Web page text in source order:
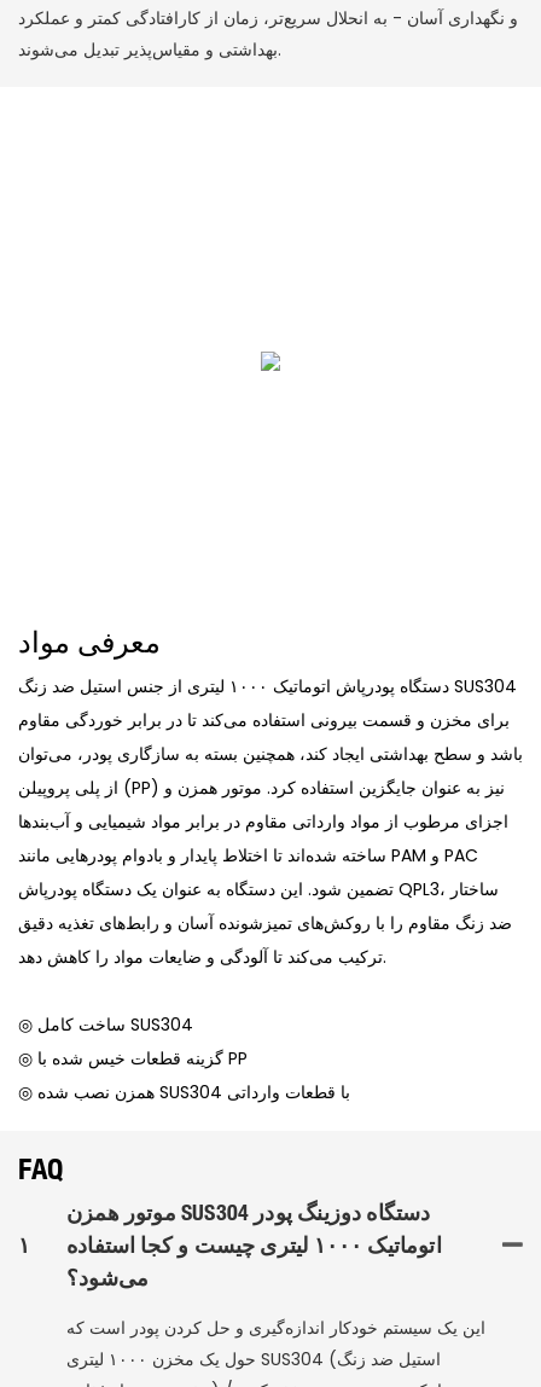
و نگهداری آسان - به انحلال سریع‌تر، زمان از کارافتادگی کمتر و عملکرد
بهداشتی و مقیاس‌پذیر تبدیل می‌شوند.
معرفی مواد
دستگاه پودرپاش اتوماتیک ۱۰۰۰ لیتری از جنس استیل ضد زنگ SUS304
برای مخزن و قسمت بیرونی استفاده می‌کند تا در برابر خوردگی مقاوم
باشد و سطح بهداشتی ایجاد کند، همچنین بسته به سازگاری پودر، می‌توان
از پلی پروپیلن (PP) نیز به عنوان جایگزین استفاده کرد. موتور همزن و
اجزای مرطوب از مواد وارداتی مقاوم در برابر مواد شیمیایی و آب‌بندها
ساخته شده‌اند تا اختلاط پایدار و بادوام پودرهایی مانند PAM و PAC
تضمین شود. این دستگاه به عنوان یک دستگاه پودرپاش QPL3، ساختار
ضد زنگ مقاوم را با روکش‌های تمیزشونده آسان و رابط‌های تغذیه دقیق
ترکیب می‌کند تا آلودگی و ضایعات مواد را کاهش دهد.
◎ ساخت کامل SUS304
◎ گزینه قطعات خیس شده با PP
◎ همزن نصب شده SUS304 با قطعات وارداتی
FAQ
۱
موتور همزن SUS304 دستگاه دوزینگ پودر
اتوماتیک ۱۰۰۰ لیتری چیست و کجا استفاده
می‌شود؟
این یک سیستم خودکار اندازه‌گیری و حل کردن پودر است که
حول یک مخزن ۱۰۰۰ لیتری SUS304 (استیل ضد زنگ